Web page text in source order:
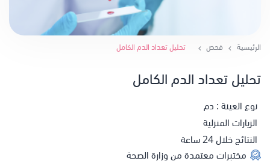
الرئيسية فحص تحليل تعداد الدم الكامل
تحليل تعداد الدم الكامل
نوع العينة : دم
الزيارات المنزلية
النتائج خلال 24 ساعة
مختبرات معتمدة من وزارة الصحة